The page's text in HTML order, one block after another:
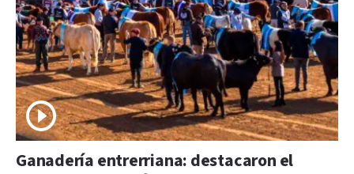
Ganadería entrerriana: destacaron el